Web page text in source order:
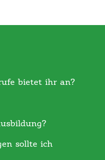
bietet ihr an?
sollte ich